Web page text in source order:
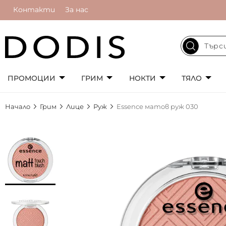
Контакти За нас
ПРОМОЦИИ ГРИМ НОКТИ ТЯЛО
Начало Грим Лице Руж Essence матов руж 030
към
края
на
галерията
изображенията